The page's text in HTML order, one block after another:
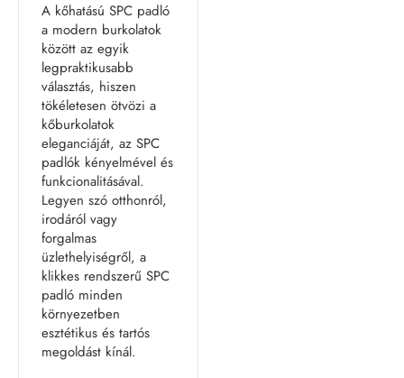
A kőhatású SPC padló
a modern burkolatok
között az egyik
legpraktikusabb
választás, hiszen
tökéletesen ötvözi a
kőburkolatok
eleganciáját, az SPC
padlók kényelmével és
funkcionalitásával.
Legyen szó otthonról,
irodáról vagy
forgalmas
üzlethelyiségről, a
klikkes rendszerű SPC
padló minden
környezetben
esztétikus és tartós
megoldást kínál.